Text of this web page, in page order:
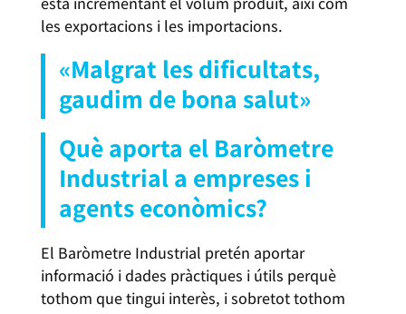
les exportacions i les importacions.
«Malgrat les dificultats,
gaudim de bona salut»
Què aporta el Baròmetre
Industrial a empreses i
agents econòmics?
El Baròmetre Industrial pretén aportar
informació i dades pràctiques i útils perquè
tothom que tingui interès, i sobretot tothom